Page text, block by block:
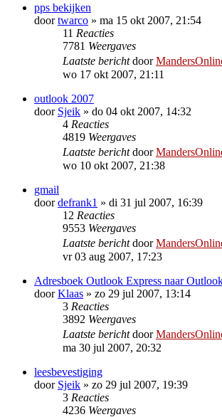
pps bekijken
doortwarco » ma 15 okt 2007, 21:54
11 Reacties
7781 Weergaves
Laatste berichtdoor
wo 17 okt 2007, 21:11
outlook 2007
door Sjeik » do 04 okt 2007, 14:32
4 Reacties
4819 Weergaves
Laatste berichtdoor
wo 10 okt 2007, 21:38
gmail
doordefrank1 » di 31 jul 2007, 16:39
12 Reacties
9553 Weergaves
Laatste berichtdoor
vr 03 aug 2007, 17:23
Adresboek Outlook Express naar
doorKlaas » zo 29 jul 2007, 13:14
3 Reacties
3892 Weergaves
Laatste berichtdoor
ma 30 jul 2007, 20:32
leesbevestiging
door Sjeik » zo 29 jul 2007, 19:39
3 Reacties
4236 Weergaves